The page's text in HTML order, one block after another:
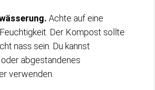
Achte auf eine
Der Kompost sollte
nass sein. Du kannst
abgestandenes
verwenden.